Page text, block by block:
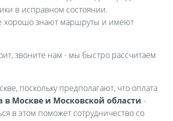
в исправном состоянии.
хорошо знают маршруты и имеют
звоните нам - мы быстро рассчитаем
поскольку предполагают, что оплата
в Москве и Московской области -
в этом поможет сотрудничество со